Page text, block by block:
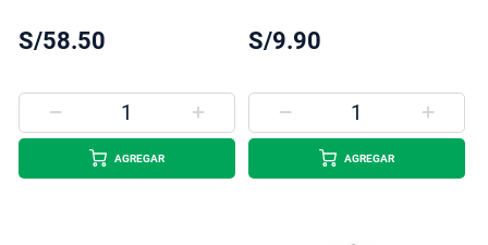
S/58.50
AGREGAR
S/9.90
AGREGAR